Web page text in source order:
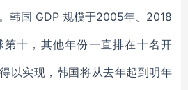
韩国 GDP 规模于2005年、2018
十，其他年份一直排在十名开
以实现，韩国将从去年起到明年